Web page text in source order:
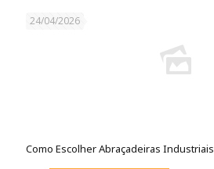
24/04/2026
Como Escolher Abraçadeiras Industriais